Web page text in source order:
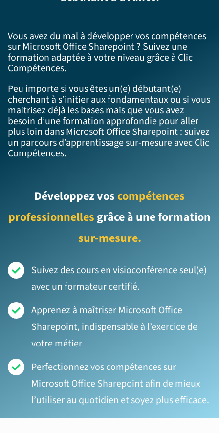
Vous avez du mal à développer vos compétences
sur Microsoft Office Sharepoint ? Suivez une
formation adaptée à votre niveau grâce à Clic
Compétences.
Peu importe si vous êtes un(e) débutant(e)
cherchant à s’initier aux fondamentaux ou si vous
maitrisez déjà les bases mais que vous avez
besoin d’une formation approfondie pour aller
plus loin dans Microsoft Office Sharepoint : suivez
un parcours d’apprentissage sur-mesure avec Clic
Compétences.
Développez vos compétences
professionnelles grâce à une formation
sur-mesure.
Suivez des cours en visioconférence seul(e)
avec un formateur certifié.
Apprenez à maîtriser Microsoft Office
Sharepoint, indispensable à l’exercice de
votre métier.
Perfectionnez vos compétences sur
Microsoft Office Sharepoint afin de mieux
l’utiliser au quotidien et soyez plus efficace.